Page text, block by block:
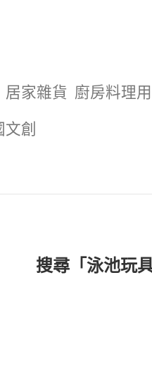
居家雜貨 廚房料理
文創
搜尋「泳池玩